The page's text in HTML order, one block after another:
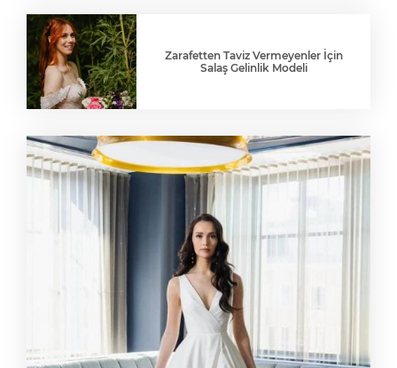
Zarafetten Taviz Vermeyenler İçin
Salaş Gelinlik Modeli